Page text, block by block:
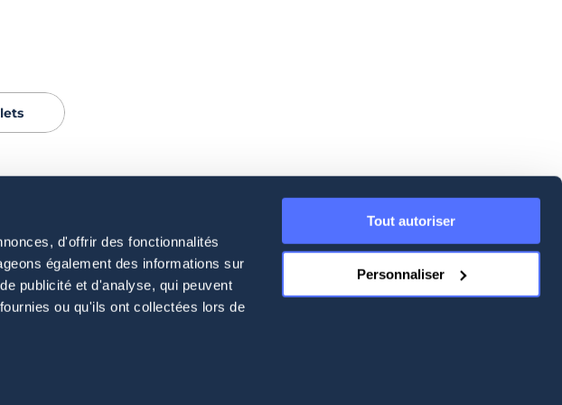
d'offrir des fonctionnalités
également des informations sur
publicité et d'analyse, qui peuvent
ou qu'ils ont collectées lors de
Tout autoriser
Personnaliser
clients
Contact
09 78 81 03 30